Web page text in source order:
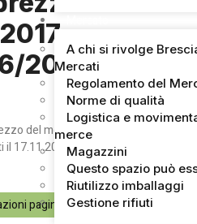
A chi si rivolge
Mercati
Regolamento del
Norme di qualità
Logistica e
merce
Magazzini
Questo spazio può
Riutilizzo imballaggi
Gestione rifiuti
–
2017
del mercato di Brescia della
il 17.11.2017).
pagina: 56